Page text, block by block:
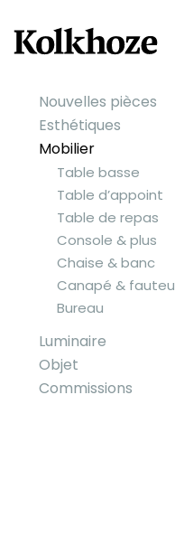
Nouvelles pièces
Esthétiques
Mobilier
Table basse
Table d’appoint
Table de repas
Console & plus
Chaise & banc
Canapé &
Bureau
Luminaire
Objet
Commissions